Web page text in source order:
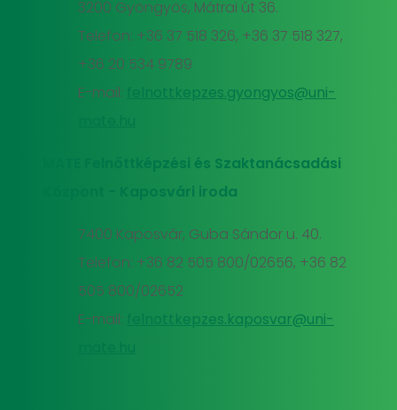
3200 Gyöngyös, Mátrai út 36.
Telefon: +36 37 518 326, +36 37 518 327,
+36 20 534 9789
E-mail:
felnottkepzes.gyongyos@uni-
MATE Felnőttképzési és Szaktanácsadási
Központ - Kaposvári iroda
7400 Kaposvár, Guba Sándor u. 40.
Telefon: +36 82 505 800/02656, +36 82
505 800/02652
E-mail:
felnottkepzes.kaposvar@uni-